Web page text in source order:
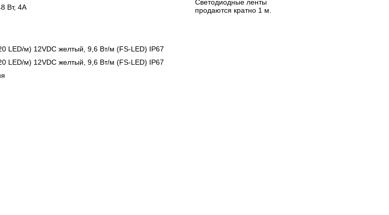
Вт, 4А
Светодиодные ленты
продаются кратно 1 м.